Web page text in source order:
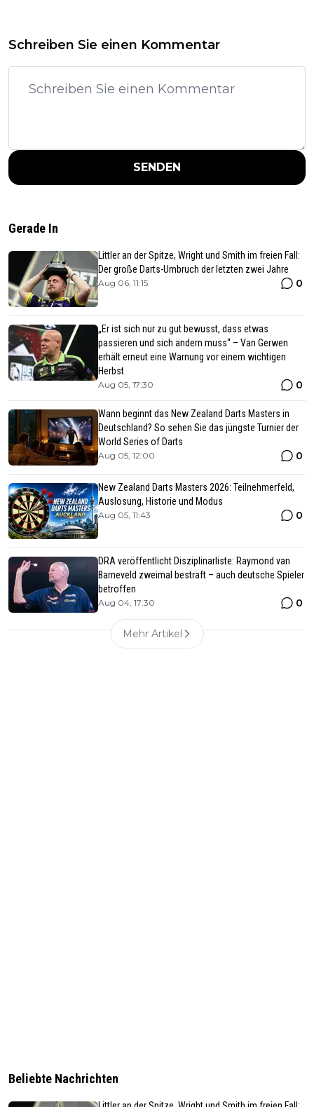
Schreiben Sie einen Kommentar
SENDEN
Gerade In
Littler an der Spitze, Wright und Smith im freien Fall:
Der große Darts-Umbruch der letzten zwei Jahre
Aug 06, 11:15 0
„Er ist sich nur zu gut bewusst, dass etwas
passieren und sich ändern muss“ – Van Gerwen
erhält erneut eine Warnung vor einem wichtigen
Herbst
Aug 05, 17:30 0
Wann beginnt das New Zealand Darts Masters in
Deutschland? So sehen Sie das jüngste Turnier der
World Series of Darts
Aug 05, 12:00 0
New Zealand Darts Masters 2026: Teilnehmerfeld,
Auslosung, Historie und Modus
Aug 05, 11:43 0
DRA veröffentlicht Disziplinarliste: Raymond van
Barneveld zweimal bestraft – auch deutsche Spieler
betroffen
Aug 04, 17:30 0
Mehr Artikel
Beliebte Nachrichten